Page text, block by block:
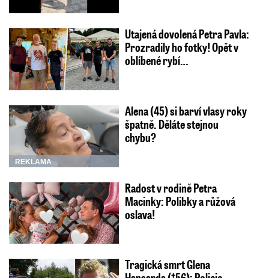
Utajená dovolená Petra Pavla:
Prozradily ho fotky! Opět v
oblíbené rybí…
REKLAMA
Alena (45) si barví vlasy roky
špatně. Děláte stejnou
chybu?
Radost v rodině Petra
Macinky: Polibky a růžová
oslava!
Tragická smrt Glena